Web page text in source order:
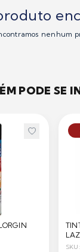
nenhum
PODE SE